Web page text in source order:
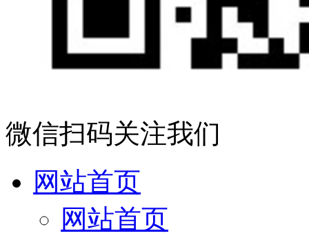
微信扫码关注我们
网站首页
网站首页